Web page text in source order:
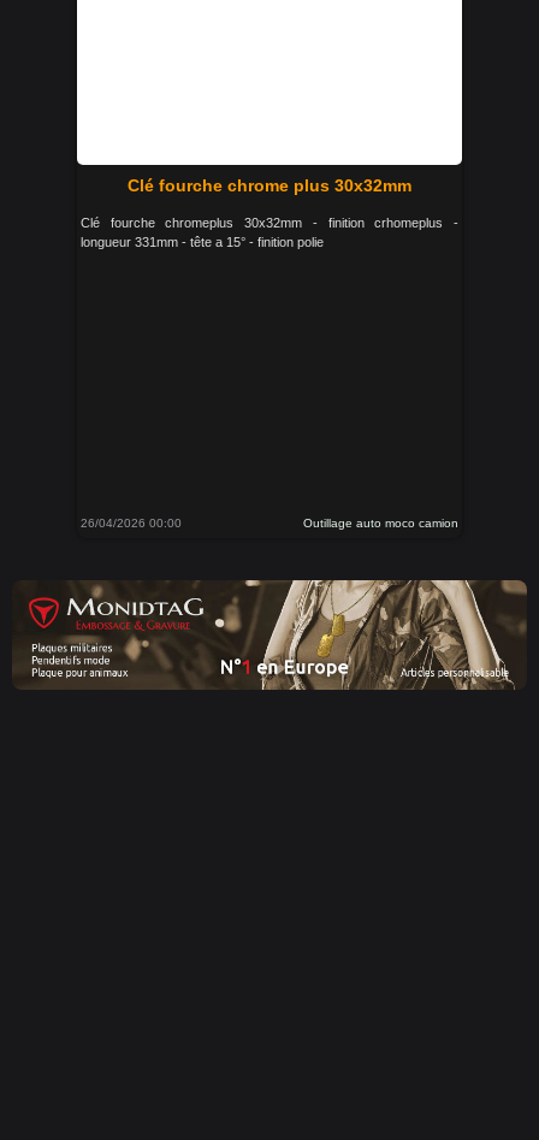
Clé fourche chrome plus 30x32mm
Clé fourche chromeplus 30x32mm - finition crhomeplus -
longueur 331mm - tête a 15° - finition polie
26/04/2026 00:00 Outillage auto moco camion